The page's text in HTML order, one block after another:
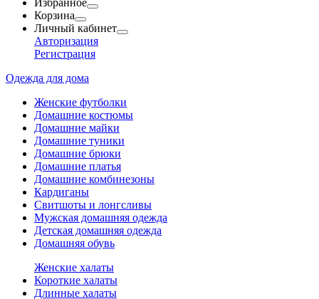
Избранное
Корзина
Личный кабинет
Авторизация
Регистрация
Одежда для дома
Женские футболки
Домашние костюмы
Домашние майки
Домашние туники
Домашние брюки
Домашние платья
Домашние комбинезоны
Кардиганы
Свитшоты и лонгсливы
Мужская домашняя одежда
Детская домашняя одежда
Домашняя обувь
Женские халаты
Короткие халаты
Длинные халаты